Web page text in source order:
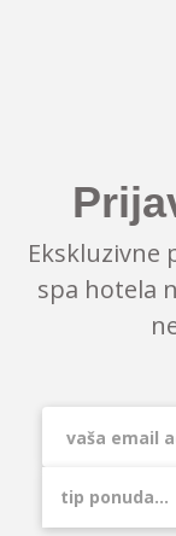
Ekskluzivne
spa hotela